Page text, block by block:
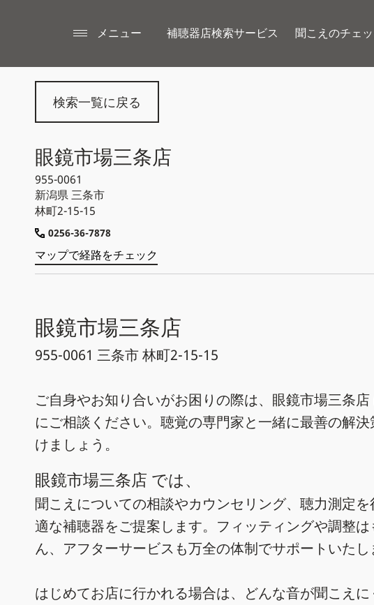
メニュー 補聴器店検索サービス 聞こえのチェ
検索一覧に戻る
眼鏡市場三条店
955-0061
新潟県三条市
林町2-15-15
0256-36-7878
マップで経路をチェック
眼鏡市場三条店
955-0061 三条市 林町2-15-15
ご自身やお知り合いがお困りの際は、眼鏡市場三条店
にご相談ください。聴覚の専門家と一緒に最善の解決
けましょう。
眼鏡市場三条店 では、
聞こえについての相談やカウンセリング、聴力測定を
適な補聴器をご提案します。フィッティングや調整は
ん、アフターサービスも万全の体制でサポートいたし
はじめてお店に行かれる場合は、どんな音が聞こえに